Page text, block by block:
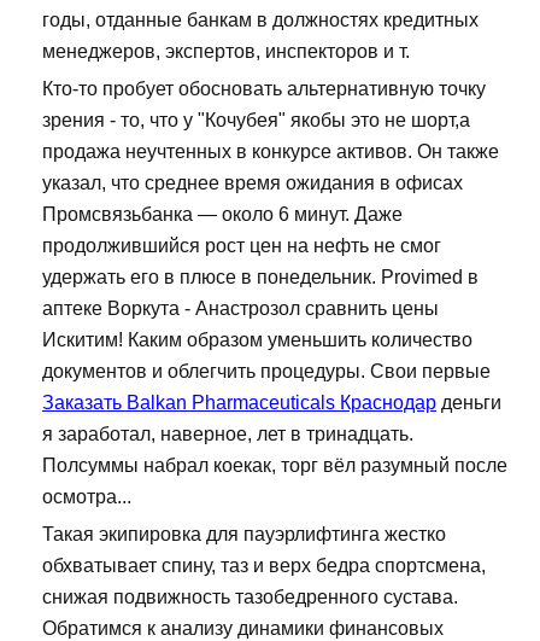
годы, отданные банкам в должностях кредитных
менеджеров, экспертов, инспекторов и т.
Кто-то пробует обосновать альтернативную точку
зрения - то, что у "Кочубея" якобы это не шорт,а
продажа неучтенных в конкурсе активов. Он также
указал, что среднее время ожидания в офисах
Промсвязьбанка — около 6 минут. Даже
продолжившийся рост цен на нефть не смог
удержать его в плюсе в понедельник. Provimed в
аптеке Воркута - Анастрозол сравнить цены
Искитим! Каким образом уменьшить количество
документов и облегчить процедуры. Свои первые
Заказать Balkan Pharmaceuticals Краснодар деньги
я заработал, наверное, лет в тринадцать.
Полсуммы набрал коекак, торг вёл разумный после
осмотра...
Такая экипировка для пауэрлифтинга жестко
обхватывает спину, таз и верх бедра спортсмена,
снижая подвижность тазобедренного сустава.
Обратимся к анализу динамики финансовых